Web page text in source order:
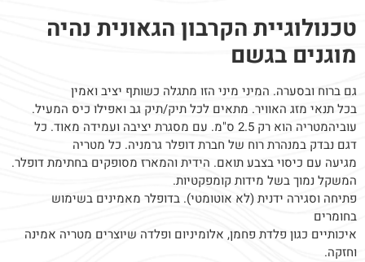
טכנולוגיית הקרבון הגאונית נהיה
מוגנים בגשם
גם ברוח ובסערה. המיני מיני הזו מתגלה כשותף יציב ואמין
בכל תנאי מזג האוויר. מתאים לכל תיק/תיק גב ואפילו כיס המעיל.
עוביהמטריה הוא רק 2.5 ס"מ. עם מסגרת יציבה ועמידה מאוד. כל
דגם נבדק במנהרת רוח של חברת דופלר גרמניה. כל מטריה
מגיעה עם כיסוי בצבע תואם. הידית והמארז מסופקים בחתימת דופלר.
המשקל נמוך בשל מידות קומפקטיות.
פתיחה וסגירה ידנית (לא אוטומטי). בדופלר מאמינים בשימוש
בחומרים
איכותיים כגון פלדת פחמן, אלומיניום ופלדה שיוצרים מטריה אמינה
וחזקה.